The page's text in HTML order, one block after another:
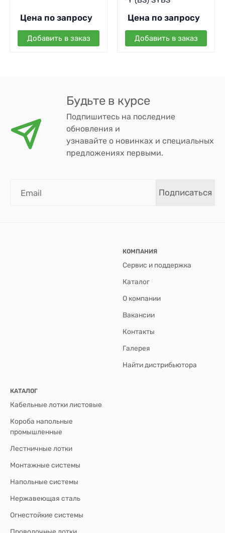
Цена по запросу
Добавить в заказ
Цена по запросу
Добавить в заказ
Будьте в курсе
Подпишитесь на последние
обновления и
узнавайте о новинках и специальных
предложениях первыми.
Подписаться
КОМПАНИЯ
Сервис и поддержка
Каталог
О компании
Вакансии
Контакты
Галерея
Найти дистрибьютора
КАТАЛОГ
Кабельные лотки листовые
Короба напольные
промышленные
Лестничные лотки
Монтажные системы
Напольные системы
Нержавеющая сталь
Огнестойкие системы